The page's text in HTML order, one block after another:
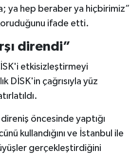
ya hep beraber ya hiçbirimiz”
ifade etti.
direndi”
etkisizleştirmeyi
DİSK'in çağrısıyla yüz
öncesinde yaptığı
kullandığını ve İstanbul ile
gerçekleştirdiğini